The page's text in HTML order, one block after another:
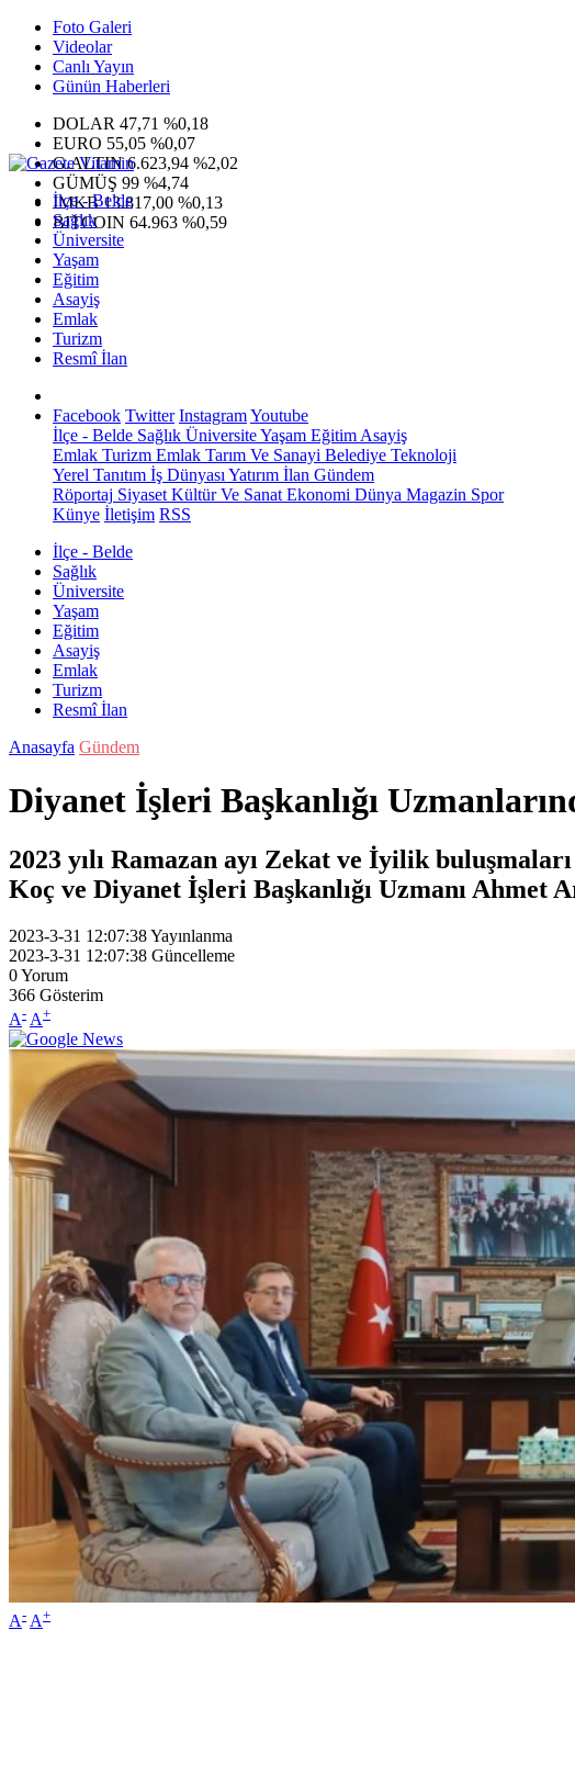
Foto Galeri
Videolar
Canlı Yayın
Günün Haberleri
DOLAR 47,71 %0,18
EURO 55,05 %0,07
G.ALTIN6.623,94 %2,02
GÜMÜŞ 99 %4,74
IMKB13.817,00 %0,13
BITCOIN 64.963 %0,59
İlçe - Belde
Sağlık
Üniversite
Yaşam
Eğitim
Asayiş
Emlak
Turizm
Resmî İlan
Facebook Twitter InstagramYoutube
İlçe - Belde Sağlık ÜniversiteYaşam Eğitim Asayiş
Emlak Turizm Emlak Tarım Ve Sanayi Belediye Teknoloji
Yerel Tanıtım İş Dünyası Yatırım İlan Gündem
Röportaj Siyaset Kültür Ve Sanat Ekonomi Dünya Magazin Spor
Künye İletişim RSS
İlçe - Belde
Sağlık
Üniversite
Yaşam
Eğitim
Asayiş
Emlak
Turizm
Resmî İlan
Anasayfa Gündem
Diyanet İşleri Başkanlığı
2023 yılı Ramazan ayı Zekat ve İyilik
Koç ve Diyanet İşleri Başkanlığı Uzmanı
2023-3-31 12:07:38Yayınlanma
2023-3-31 12:07:38 Güncelleme
0Yorum
366 Gösterim
A- A+
A- A+